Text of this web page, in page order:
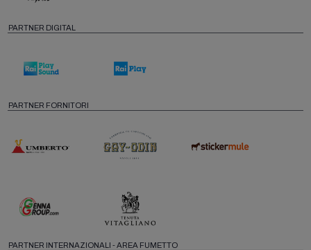
PARTNER DIGITAL
PARTNER FORNITORI
PARTNER INTERNAZIONALI - AREA FUMETTO